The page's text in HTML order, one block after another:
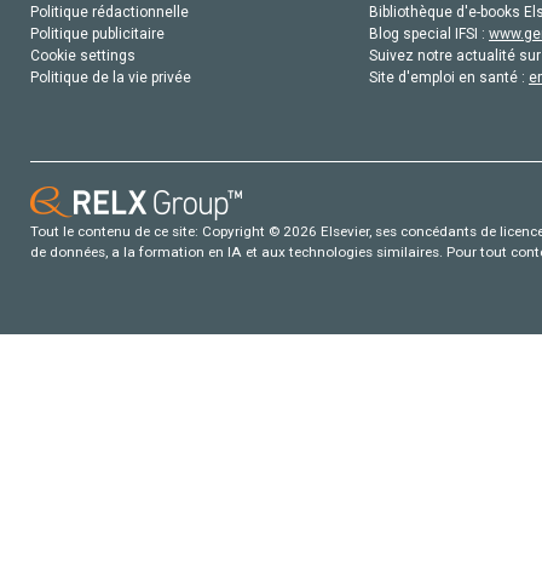
Politique rédactionnelle
Politique publicitaire
Cookie settings
Politique de la vie privée
Bibliothèque d'e-books
Blog special IFSI :
Suivez notre actualité
Site d'emploi en santé :
Tout le contenu de ce site: Copyright © 2026 Elsevier, ses concédants de
de données, a la formation en IA et aux technologies similaires. Pour tout